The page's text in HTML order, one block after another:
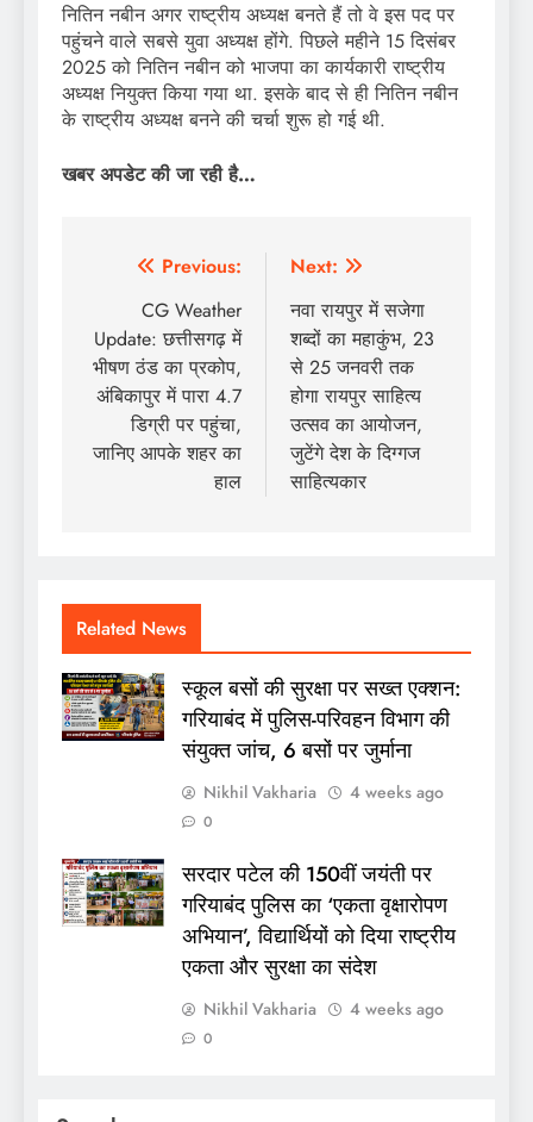
नितिन नबीन अगर राष्ट्रीय अध्यक्ष बनते हैं तो वे इस पद पर
पहुंचने वाले सबसे युवा अध्यक्ष होंगे. पिछले महीने 15 दिसंबर
2025 को नितिन नबीन को भाजपा का कार्यकारी राष्ट्रीय
अध्यक्ष नियुक्त किया गया था. इसके बाद से ही नितिन नबीन
के राष्ट्रीय अध्यक्ष बनने की चर्चा शुरू हो गई थी.
खबर अपडेट की जा रही है…
Post
navigation
Previous:
CG Weather
Update: छत्तीसगढ़ में
भीषण ठंड का प्रकोप,
अंबिकापुर में पारा 4.7
डिग्री पर पहुंचा,
जानिए आपके शहर का
हाल
Next:
नवा रायपुर में सजेगा
शब्दों का महाकुंभ, 23
से 25 जनवरी तक
होगा रायपुर साहित्य
उत्सव का आयोजन,
जुटेंगे देश के दिग्गज
साहित्यकार
Related News
स्कूल बसों की सुरक्षा पर सख्त एक्शन:
गरियाबंद में पुलिस-परिवहन विभाग की
संयुक्त जांच, 6 बसों पर जुर्माना
Nikhil Vakharia 4 weeks ago
0
सरदार पटेल की 150वीं जयंती पर
गरियाबंद पुलिस का ‘एकता वृक्षारोपण
अभियान’, विद्यार्थियों को दिया राष्ट्रीय
एकता और सुरक्षा का संदेश
Nikhil Vakharia 4 weeks ago
0